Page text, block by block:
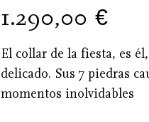
1.290,00 €
El collar de la fiesta, es
delicado. Sus 7 piedras
momentos inolvidables